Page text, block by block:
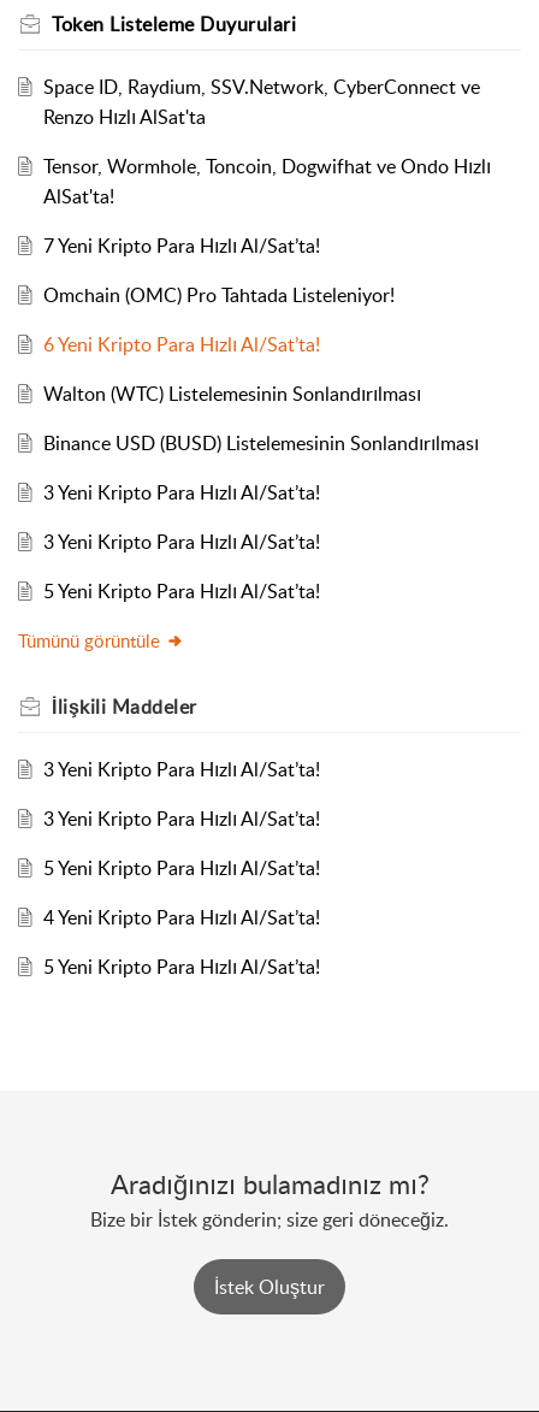
Token Listeleme Duyurulari
Space ID, Raydium, SSV.Network, CyberConnect ve
Renzo Hızlı AlSat'ta
Tensor, Wormhole, Toncoin, Dogwifhat ve Ondo Hızlı
AlSat'ta!
7 Yeni Kripto Para Hızlı Al/Sat’ta!
Omchain (OMC) Pro Tahtada Listeleniyor!
6 Yeni Kripto Para Hızlı Al/Sat’ta!
Walton (WTC) Listelemesinin Sonlandırılması
Binance USD (BUSD) Listelemesinin Sonlandırılması
3 Yeni Kripto Para Hızlı Al/Sat’ta!
3 Yeni Kripto Para Hızlı Al/Sat’ta!
5 Yeni Kripto Para Hızlı Al/Sat’ta!
Tümünü görüntüle
İlişkili Maddeler
3 Yeni Kripto Para Hızlı Al/Sat’ta!
3 Yeni Kripto Para Hızlı Al/Sat’ta!
5 Yeni Kripto Para Hızlı Al/Sat’ta!
4 Yeni Kripto Para Hızlı Al/Sat’ta!
5 Yeni Kripto Para Hızlı Al/Sat’ta!
Aradığınızı bulamadınız mı?
Bize bir İstek gönderin; size geri döneceğiz.
İstek Oluştur